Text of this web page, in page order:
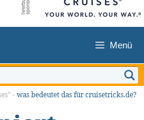
Menü
- was bedeutet das für cruisetricks.de?